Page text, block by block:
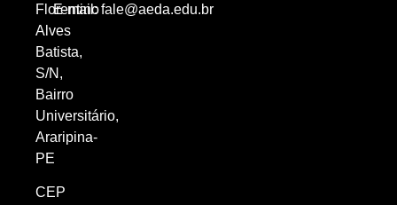
Florentino
Alves
Batista,
S/N,
Bairro
Universitário,
Araripina-
PE
CEP
E-mail:fale@aeda.edu.br